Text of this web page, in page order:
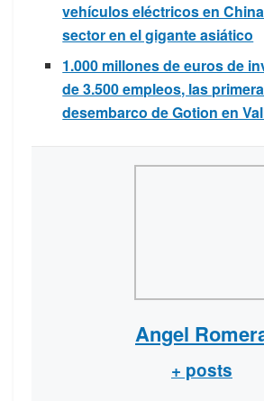
vehículos eléctricos en
sector en el gigante asiático
1.000 millones de euros de
de 3.500 empleos, las
desembarco de Gotion en
Angel
+ posts